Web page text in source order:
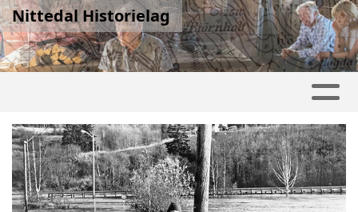
Nittedal Historielag